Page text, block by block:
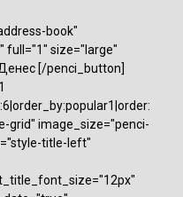
book"
full="1" size="large"
[/penci_button]
grid" image_size="penci-
title-left"